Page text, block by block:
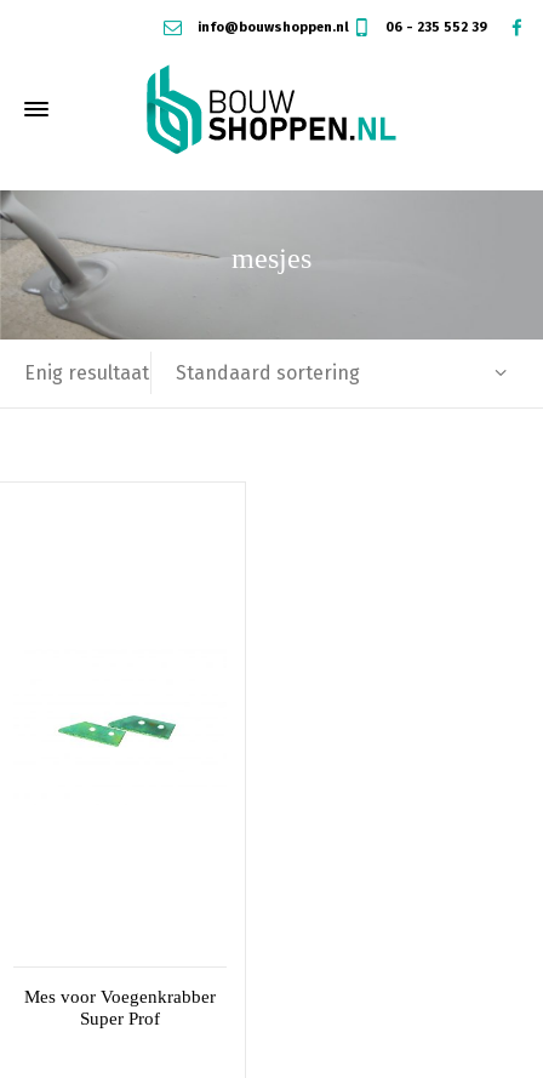
info@bouwshoppen.nl 06 - 235 552 39
mesjes
Enig resultaat Standaard sortering
Mes voor Voegenkrabber
Super Prof